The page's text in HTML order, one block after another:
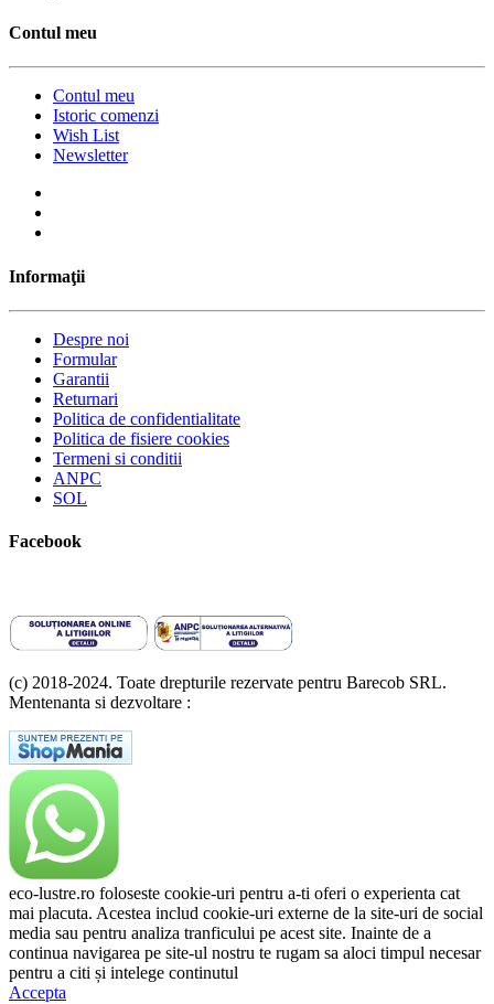
Contul meu
Contul meu
Istoric comenzi
Wish List
Newsletter
Informaţii
Despre noi
Formular
Garantii
Returnari
Politica de confidentialitate
Politica de fisiere cookies
Termeni si conditii
ANPC
SOL
Facebook
(c) 2018-2024. Toate drepturile rezervate pentru Barecob SRL.
Mentenanta si dezvoltare :
eco-lustre.ro foloseste cookie-uri pentru a-ti oferi o experienta cat
mai placuta. Acestea includ cookie-uri externe de la site-uri de social
media sau pentru analiza tranficului pe acest site. Inainte de a
continua navigarea pe site-ul nostru te rugam sa aloci timpul necesar
pentru a citi și intelege continutul
Accepta